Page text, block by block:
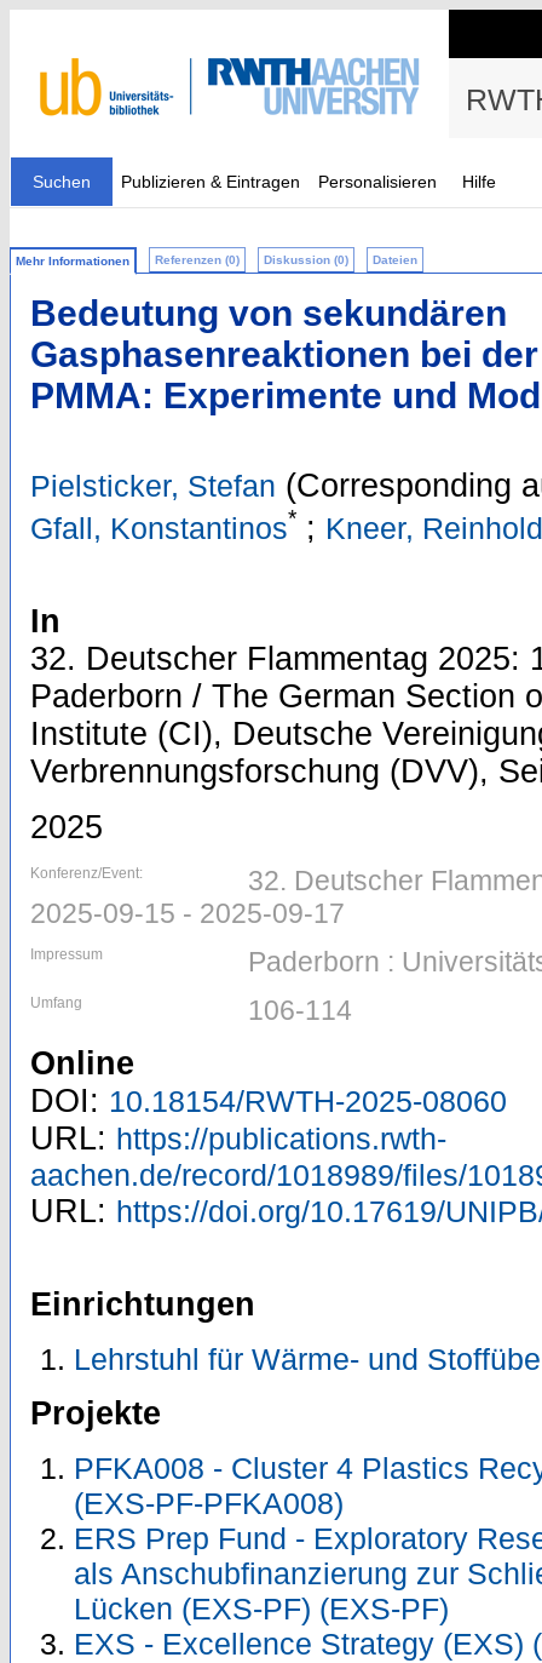
Suchen Publizieren & Eintragen Personalisieren Hilfe
Mehr Informationen Referenzen (0) Diskussion (0) Dateien
Bedeutung von sekundären
Gasphasenreaktionen bei
PMMA: Experimente und
Pielsticker, Stefan (Corresponding
Gfall, Konstantinos* ; Kneer, Reinhold
In
32. Deutscher Flammentag 2025:
Paderborn / The German Section
Institute (CI), Deutsche
Verbrennungsforschung (DVV),
2025
Konferenz/Event:
32. Deutscher
2025-09-15 - 2025-09-17
Impressum Paderborn :
Umfang 106-114
Online
DOI: 10.18154/RWTH-2025-08060
URL: https://publications.rwth-
aachen.de/record/1018989/files/
URL: https://doi.org/10.17619/
Einrichtungen
Lehrstuhl für Wärme- und
Projekte
PFKA008 - Cluster 4 Plastics
(EXS-PF-PFKA008)
ERS Prep Fund - Exploratory
als Anschubfinanzierung zur
Lücken (EXS-PF) (EXS-PF)
EXS - Excellence Strategy (EXS)